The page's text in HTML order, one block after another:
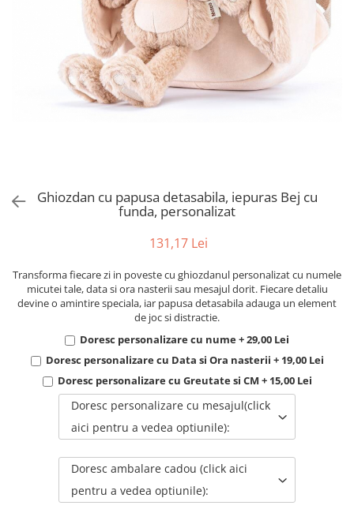
Tablite, Litere si Cifre
Jucarii exterior
Ghiozdan cu papusa detasabila, iepuras Bej cu
funda, personalizat
131,17 Lei
Transforma fiecare zi in poveste cu ghiozdanul personalizat cu numele
micutei tale, data si ora nasterii sau mesajul dorit. Fiecare detaliu
devine o amintire speciala, iar papusa detasabila adauga un element
de joc si distractie.
Doresc personalizare cu nume + 29,00 Lei
Doresc personalizare cu Data si Ora nasterii + 19,00 Lei
Doresc personalizare cu Greutate si CM + 15,00 Lei
Doresc personalizare cu mesajul(click
aici pentru a vedea optiunile):
Doresc ambalare cadou (click aici
pentru a vedea optiunile):